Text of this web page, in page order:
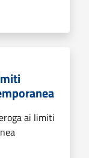
ai limiti